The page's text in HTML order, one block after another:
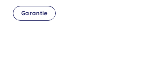
Garantie